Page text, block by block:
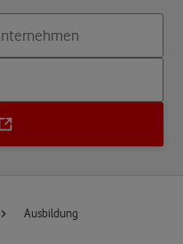
Ausbildung